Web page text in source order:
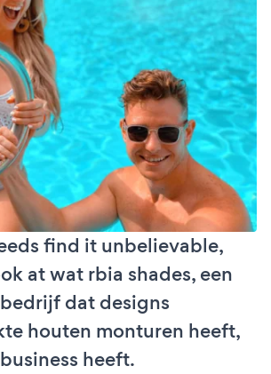
find it unbelievable,
at wat rbia shades, een
dat designs
houten monturen heeft,
heeft.